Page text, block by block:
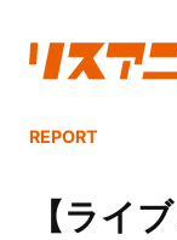
REPORT
【ライ